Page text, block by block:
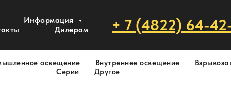
Информация
Дилерам + 7 (4822) 64-
освещение Внутреннее освещение
Серии
Другое